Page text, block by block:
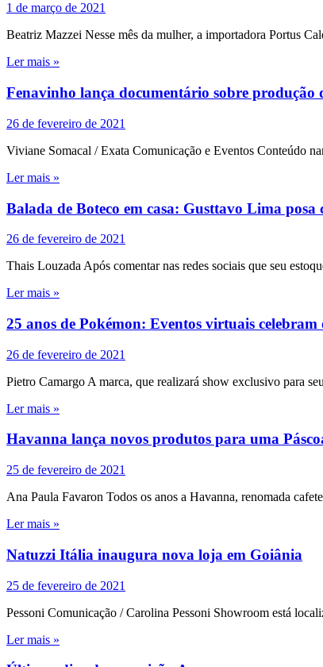
1 de março de 2021
Beatriz Mazzei Nesse mês da mulher, a importadora Portus
Ler mais »
Fenavinho lança documentário sobre produção
26 de fevereiro de 2021
Viviane Somacal / Exata Comunicação e Eventos Conteúdo
Ler mais »
Balada de Boteco em casa: Gusttavo Lima
26 de fevereiro de 2021
Thais Louzada Após comentar nas redes sociais que seu
Ler mais »
25 anos de Pokémon: Eventos virtuais
26 de fevereiro de 2021
Pietro Camargo A marca, que realizará show exclusivo para
Ler mais »
Havanna lança novos produtos para uma
25 de fevereiro de 2021
Ana Paula Favaron Todos os anos a Havanna, renomada
Ler mais »
Natuzzi Itália inaugura nova loja em Goiânia
25 de fevereiro de 2021
Pessoni Comunicação / Carolina Pessoni Showroom está
Ler mais »